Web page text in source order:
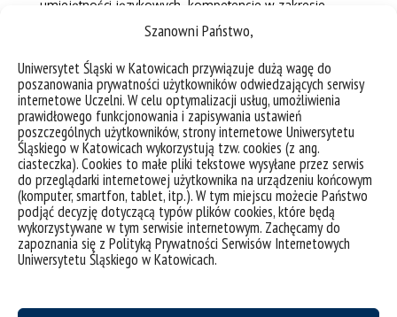
Szanowni Państwo,
Uniwersytet Śląski w Katowicach przywiązuje dużą wagę do
poszanowania prywatności użytkowników odwiedzających serwisy
internetowe Uczelni. W celu optymalizacji usług, umożliwienia
prawidłowego funkcjonowania i zapisywania ustawień
poszczególnych użytkowników, strony internetowe Uniwersytetu
Śląskiego w Katowicach wykorzystują tzw. cookies (z ang.
ciasteczka). Cookies to małe pliki tekstowe wysyłane przez serwis
do przeglądarki internetowej użytkownika na urządzeniu końcowym
(komputer, smartfon, tablet, itp.). W tym miejscu możecie Państwo
podjąć decyzję dotyczącą typów plików cookies, które będą
wykorzystywane w tym serwisie internetowym. Zachęcamy do
zapoznania się z Polityką Prywatności Serwisów Internetowych
Uniwersytetu Śląskiego w Katowicach.
umiejętności językowych, kompetencje w zakresie
pracy z tekstem współczesnych mediów (z
wykorzystaniem terminologii polskiej i szwedzkiej),
umiejętność korespondencji handlowej oraz
zachowania się w standardowych sytuacjach
komunikacji biznesowej. Od kandydatów nie wymaga
się wcześniejszej znajomości obu języków.
nauczycielska
Specjalność nauczycielska to ścieżka kształcenia dla tych
kandydatów, którzy w przyszłości chcieliby przekazywać
swoje umiejętności językowe w procesie dydaktyki
różnych szczebli i form edukacji.
Oprócz gruntownej wiedzy o języku niemieckim,
prowadzenia lekcji języka niemieckiego i wykonywania